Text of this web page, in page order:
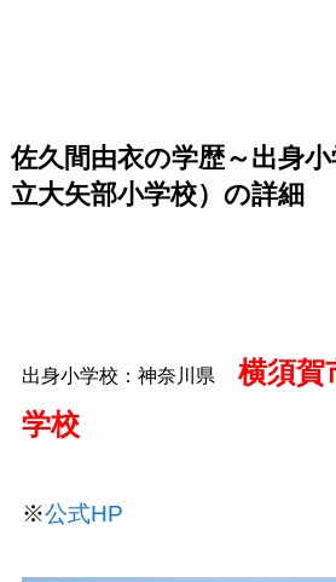
佐久間由衣の学歴～出身
立大矢部小学校）の詳細
出身小学校：神奈川県
横須賀
学校
※公式HP